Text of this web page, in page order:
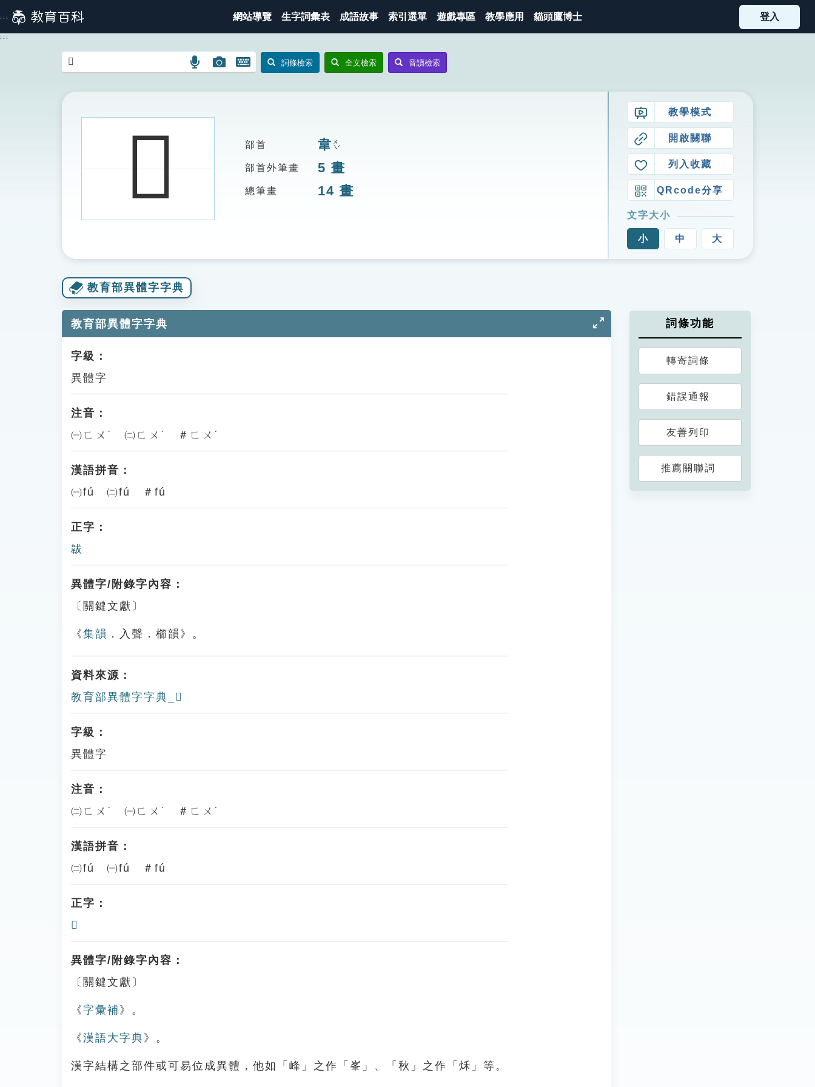
到
主
::: 網站導覽 生字詞彙表 成語故事 索引選單 遊戲專區 教學應用 貓頭鷹博士 登入
:::
語
搜
圖
圖
搜
開
鍵
詞條檢索 全文檢索 音讀檢索
𩎡 部首 韋ㄨㄟˊ
部首外筆畫 5 畫
總筆畫 14 畫
教學模式
開啟關聯
列入收藏
QRcode分享
文字大小
小 中 大
教育部異體字字典
教育部異體字字典
字級：
異體字
注音：
㈠ㄈㄨˊ ㈡ㄈㄨˊ ＃ㄈㄨˊ
漢語拼音：
㈠fú ㈡fú ＃fú
正字：
韍
異體字/附錄字內容：
〔關鍵文獻〕
《集韻 ．入聲．櫛韻》。
資料來源：
教育部異體字字典_𩎡
字級：
異體字
注音：
㈡ㄈㄨˊ ㈠ㄈㄨˊ ＃ㄈㄨˊ
漢語拼音：
㈡fú ㈠fú ＃fú
正字：
𩎛
異體字/附錄字內容：
〔關鍵文獻〕
《字彙補 》。
《漢語大字典 》。
漢字結構之部件或可易位成異體，他如「峰」之作「峯」、「秋」之作「秌」等。
詞條功能
轉寄詞條
錯誤通報
友善列印
推薦關聯詞